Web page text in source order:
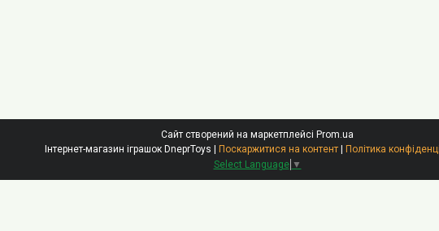
Сайт створений на маркетплейсі Prom.ua
Поскаржитися на контент
Політика
Select Language ▼